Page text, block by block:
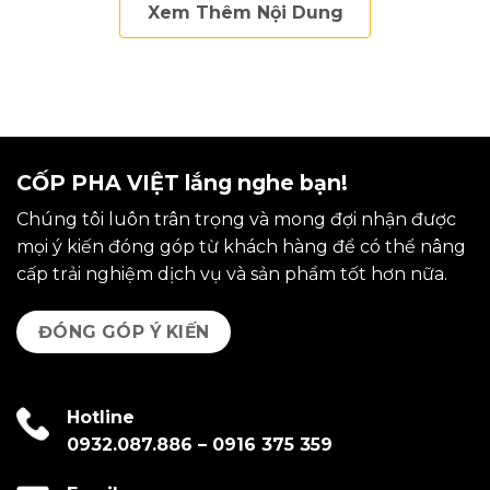
Xem Thêm Nội Dung
CỐP PHA VIỆT lắng nghe bạn!
Chúng tôi luôn trân trọng và mong đợi nhận được
mọi ý kiến đóng góp từ khách hàng để có thể nâng
cấp trải nghiệm dịch vụ và sản phẩm tốt hơn nữa.
ĐÓNG GÓP Ý KIẾN
Hotline
0932.087.886 – 0916 375 359